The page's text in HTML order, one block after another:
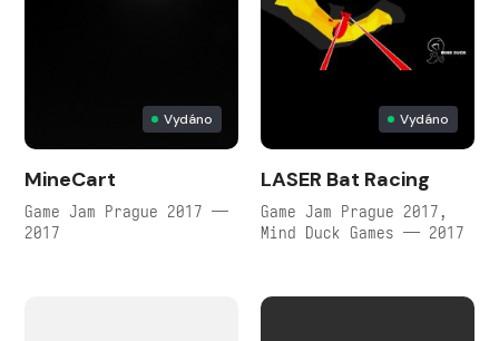
Vydáno
MineCart
Game Jam Prague 2017 —
2017
Vydáno
LASER Bat Racing
Game Jam Prague 2017,
Mind Duck Games — 2017